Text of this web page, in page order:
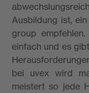
Ausbildung ist,
group
einfach und es
bei uvex wird
meistert so jede